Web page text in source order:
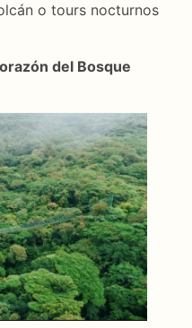
o tours nocturnos
del Bosque